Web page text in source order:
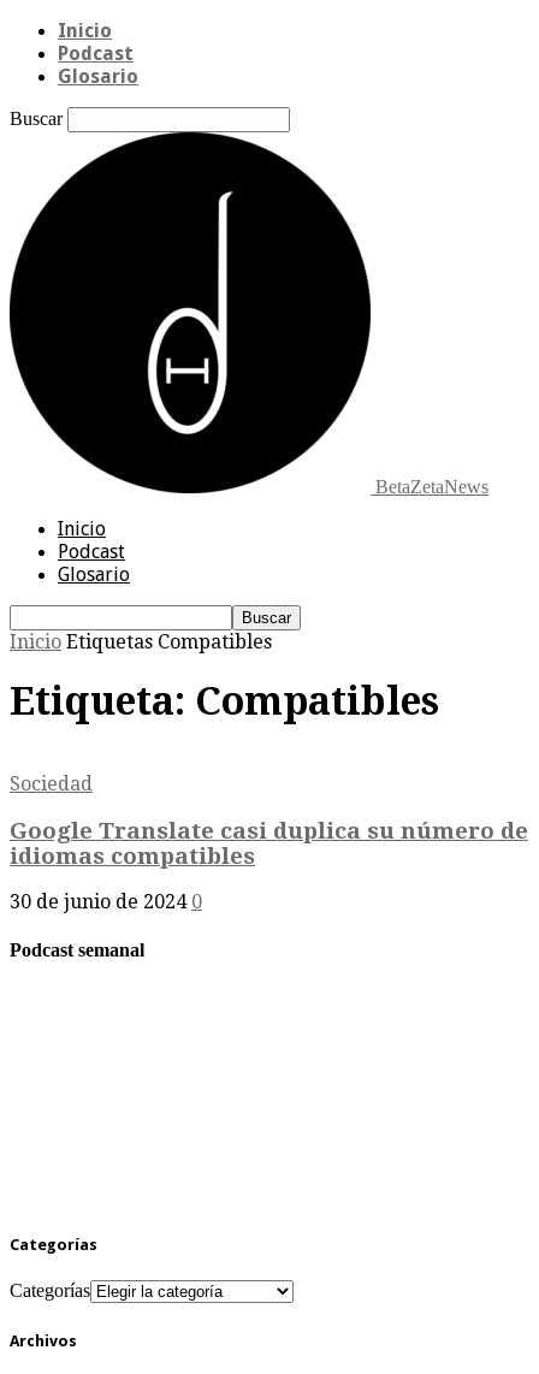
Inicio
Podcast
Glosario
Buscar
BetaZetaNews
Inicio
Podcast
Glosario
Inicio Etiquetas Compatibles
Etiqueta: Compatibles
Sociedad
Google Translate casi duplica su número de
idiomas compatibles
30 de junio de 2024 0
Podcast semanal
Categorías
Categorías
Archivos